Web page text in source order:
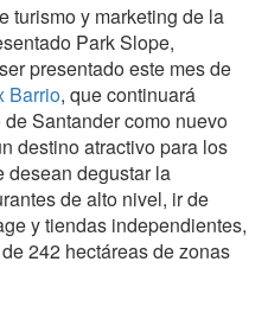
turismo y marketing de la
Park Slope,
presentado este mes de
Barrio, que continuará
Santander como nuevo
destino atractivo para los
desean degustar la
de alto nivel, ir de
y tiendas independientes,
242 hectáreas de zonas